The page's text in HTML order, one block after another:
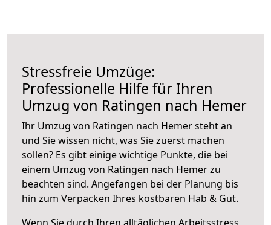
Stressfreie Umzüge:
Professionelle Hilfe für Ihren
Umzug von Ratingen nach Hemer
Ihr Umzug von Ratingen nach Hemer steht an
und Sie wissen nicht, was Sie zuerst machen
sollen? Es gibt einige wichtige Punkte, die bei
einem Umzug von Ratingen nach Hemer zu
beachten sind. Angefangen bei der Planung bis
hin zum Verpacken Ihres kostbaren Hab & Gut.